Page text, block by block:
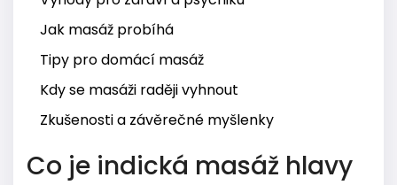
Jak masáž probíhá
Tipy pro domácí masáž
Kdy se masáži raději vyhnout
Zkušenosti a závěrečné myšlenky
Co je indická masáž hlavy